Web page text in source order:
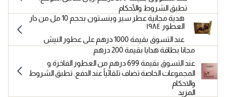
تطبق الشروط والأحكام
هدية مجانية عطر سير وينستون بحجم 10 مل من دار
العطور ١٩٨٤
عند التسوق بقيمة 1000 درهم على عطور النيش
مجانا بطاقة هدايا بقيمة 200 درهم
عند التسوق بقيمة 699 درهم من العطور الفاخرة و
المجموعات الخاصة تضاف تلقائياً عند الدفع. تطبق الشروط
والاحكام
المزيد